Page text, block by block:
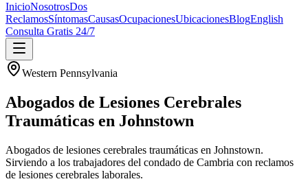
InicioNosotrosDos
ReclamosSíntomasCausasOcupacionesUbicacionesBlogEnglish
Consulta Gratis 24/7
Western Pennsylvania
Abogados de Lesiones Cerebrales
Traumáticas en Johnstown
Abogados de lesiones cerebrales traumáticas en Johnstown.
Sirviendo a los trabajadores del condado de Cambria con reclamos
de lesiones cerebrales laborales.